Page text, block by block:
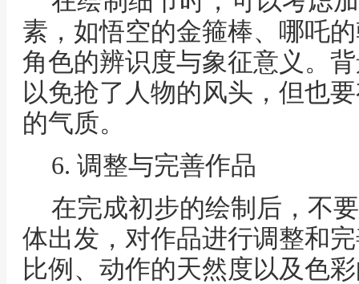
素，如悟空的金箍棒、哪吒
角色的辨识度与象征意义。
以免抢了人物的风头，但也
的气质。
6. 调整与完善作品
在完成初步的绘制后，不
体出发，对作品进行调整和
比例、动作的天然度以及色